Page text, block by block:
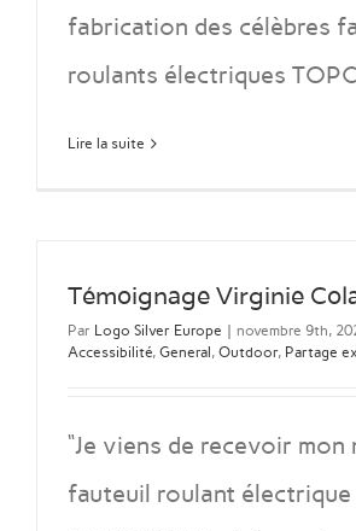
fabrication des célèbres
roulants électriques
Lire la suite
Témoignage Virginie
Par Logo Silver Europe | novembre 9th,
Accessibilité, General, Outdoor, Partage
“Je viens de recevoir mon
fauteuil roulant électrique